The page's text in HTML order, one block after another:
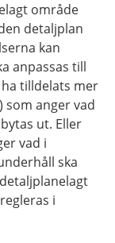
område
detaljplan
kan
anpassas till
tilldelats mer
som anger vad
ut. Eller
vad i
ska
i